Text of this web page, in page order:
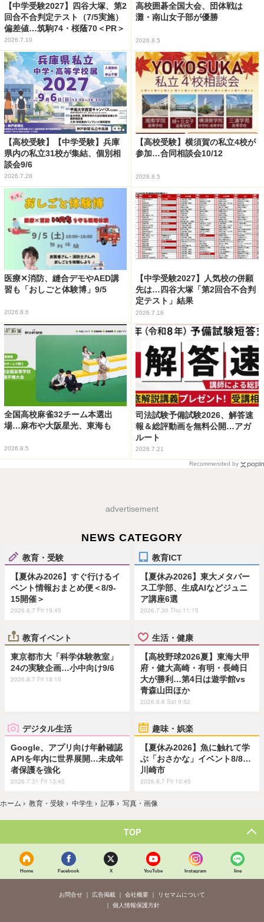
【中学受験2027】四谷大塚、第2
回合不合判定テスト（7/5実施）
偏差値…筑駒74・桜蔭70＜PR＞
2026.7.10
高校囲碁全国大会、団体戦は
灘・南山女子部が優勝
2026.8.5
【高校受験】【中学受験】兵庫
県内の私立31校が集結、個別相
談会9/6
2026.7.28
【高校受験】横須賀の私立4校が
参加…合同相談会10/12
2026.8.5
医療✕消防、縫合デモやAED講
習も「おしごと体験博」9/5
2026.8.6
【中学受験2027】人気校の併願
先は…四谷大塚「第2回合不合判
定テスト」結果
2026.7.16
全国高校麻雀32チーム本選出
場…麻布や大阪星光、東海も
2026.8.5
司法試験予備試験2026、解答速
報＆総評動画を無料公開…アガ
ルート
2026.7.21
Recommended by
advertisement
NEWS CATEGORY
教育・受験
【夏休み2026】すぐ行けるイ
ベント情報おまとめ便＜8/9-
15開催＞
2026.8.7 Fri 19:45
教育ICT
【夏休み2026】東大メタバー
ス工学部、生成AIなどジュニ
ア講座6選
2026.7.30 Thu 11:15
教育イベント
東京都市大「科学体験教室」
24の実験企画…小中向け9/6
2026.8.7 Fri 18:15
生活・健康
【高校野球2026夏】東海大甲
府・健大高崎・有明・長崎日
大が勝利…第4日は遊学館vs
青森山田ほか
2026.8.8 Sat 9:52
デジタル生活
Google、アプリ向け年齢確認
APIを年内に世界展開…未成年
者保護を強化
2026.7.31 Fri 13:45
趣味・娯楽
【夏休み2026】魚に触れて学
ぶ「おさかな」イベント8/8…
川崎市
2026.8.7 Fri 10:45
ホーム › 教育・受験 › 中学生 › 記事 › 写真・画像
TOP
Home Facebook X YouTube Instagram line
お問合せ 広告掲載 会社概要
リセマムについて
個人情報保護方針